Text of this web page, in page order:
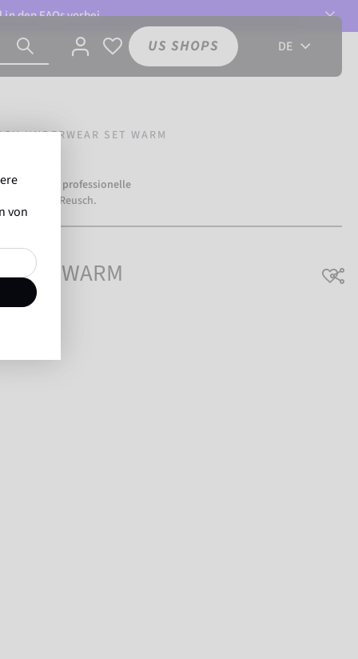
in denFAQsvorbei.
US SHOPS DE
UNDERWEAR SET WARM
als
500 professionelle
auf Reusch.
Set WARM
von